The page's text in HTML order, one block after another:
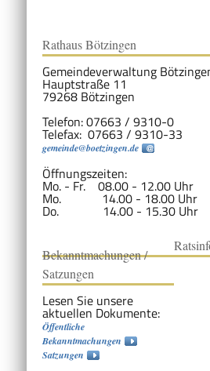
Rathaus Bötzingen
Gemeindeverwaltung
Hauptstraße 11
79268 Bötzingen
Telefon: 07663 / 9310-0
Telefax: 07663 / 9310-33
gemeinde@boetzingen.de
Öffnungszeiten:
Mo. - Fr. 08.00 - 12.00 Uhr
Mo. 14.00 - 18.00 Uhr
Do. 14.00 - 15.30 Uhr
Bekanntmachungen /
Satzungen
Lesen Sie unsere
aktuellen Dokumente:
Öffentliche
Bekanntmachungen
Satzungen